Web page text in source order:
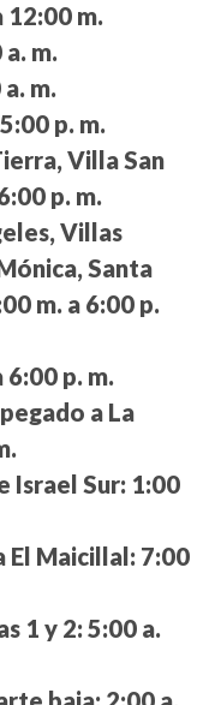
12:00 m.
m.
m.
p. m.
Villa San
p. m.
Villas
Santa
m. a 6:00 p.
6:00 p. m.
a La
Israel Sur: 1:00
El Maicillal: 7:00
1 y 2: 5:00 a.